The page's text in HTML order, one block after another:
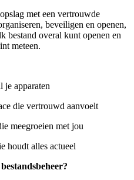
met een vertrouwde
beveiligen en openen,
bestand overal kunt openen en
meteen.
je apparaten
die vertrouwd aanvoelt
meegroeien met jou
houdt alles actueel